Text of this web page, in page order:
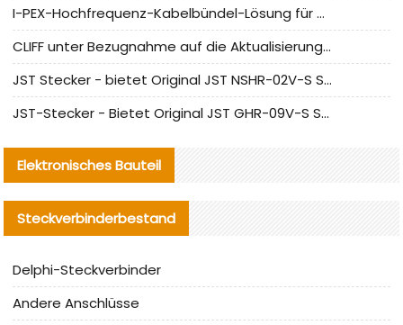
I-PEX-Hochfrequenz-Kabelbündel-Lösung für die heimische Produktion analysiert
CLIFF unter Bezugnahme auf die Aktualisierung der chinesischen Stecker-Testnormen
JST Stecker - bietet Original JST NSHR-02V-S Stecker und Ersatzteile an
JST-Stecker - Bietet Original JST GHR-09V-S Stecker und Ersatzteile an
Elektronisches Bauteil
Steckverbinderbestand
Delphi-Steckverbinder
Andere Anschlüsse